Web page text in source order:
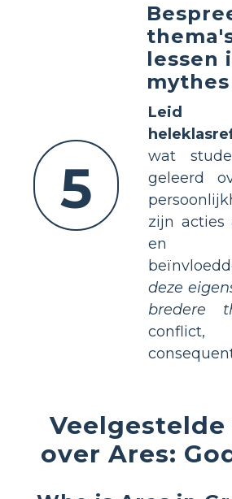
5
lessen
wat
geleerd
zijn acties
en
deze
bredere
Veelgestelde
over Ares: